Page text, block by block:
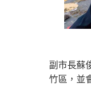
副市長蘇
竹區，並